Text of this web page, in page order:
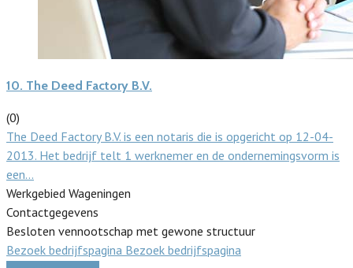
10. The Deed Factory B.V.
(0)
The Deed Factory B.V. is een notaris die is opgericht op 12-04-
2013. Het bedrijf telt 1 werknemer en de ondernemingsvorm is
een…
Werkgebied Wageningen
Contactgegevens
Besloten vennootschap met gewone structuur
Bezoek bedrijfspagina Bezoek bedrijfspagina